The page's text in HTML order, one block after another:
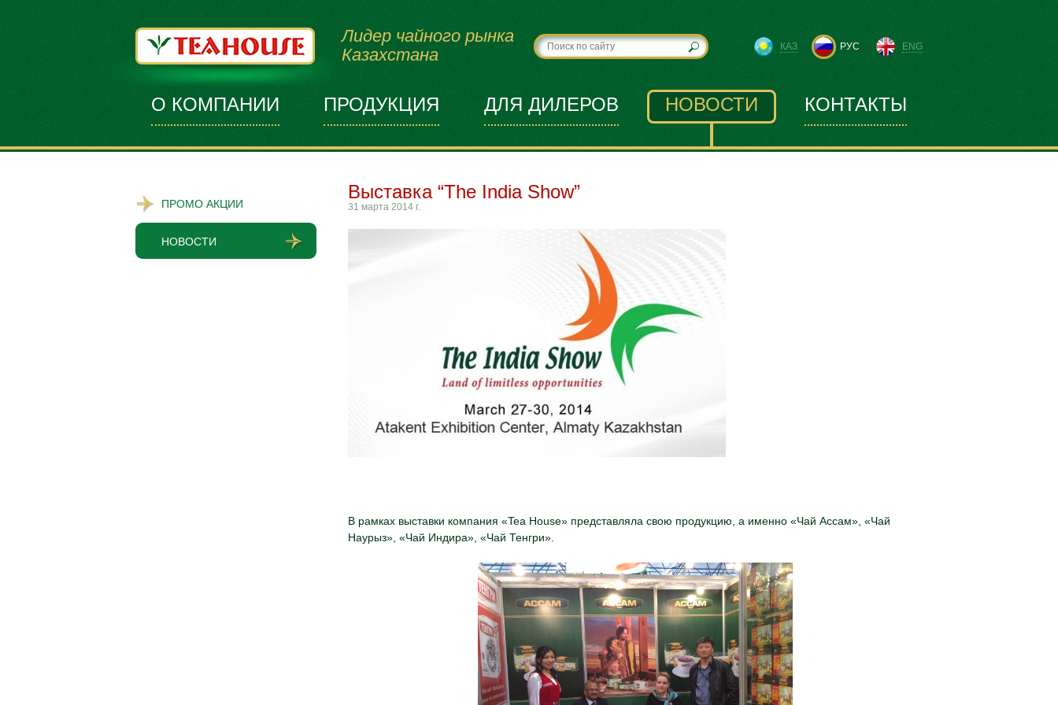
Лидер чайного рынка
Казахстана
КАЗ РУС ENG
О КОМПАНИИ ПРОДУКЦИЯ ДЛЯ ДИЛЕРОВ НОВОСТИ КОНТАКТЫ
ПРОМО АКЦИИ
НОВОСТИ
Выставка “The India Show”
31 марта 2014 г.
В рамках выставки компания «Tea House» представляла свою продукцию, а именно «Чай Ассам», «Чай
Наурыз», «Чай Индира», «Чай Тенгри».